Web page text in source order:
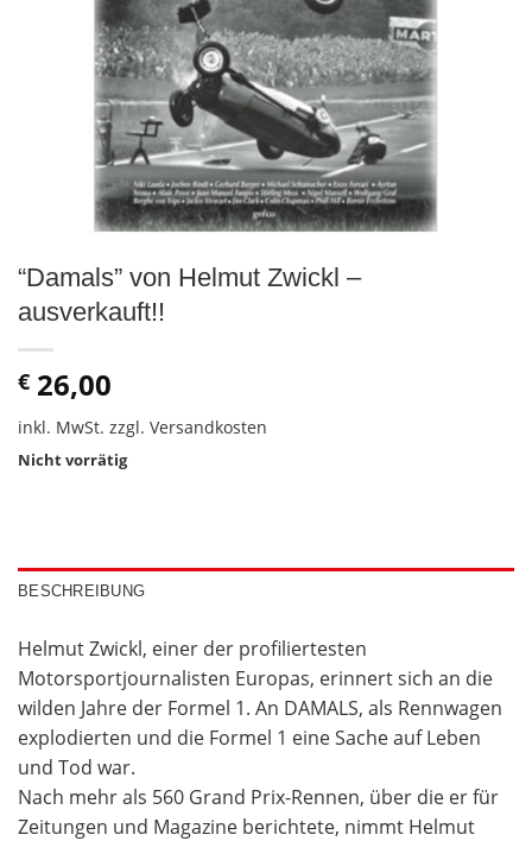
“Damals” von Helmut Zwickl –
ausverkauft!!
€ 26,00
inkl. MwSt. zzgl. Versandkosten
Nicht vorrätig
BESCHREIBUNG
Helmut Zwickl, einer der profiliertesten
Motorsportjournalisten Europas, erinnert sich an die
wilden Jahre der Formel 1. An DAMALS, als Rennwagen
explodierten und die Formel 1 eine Sache auf Leben
und Tod war.
Nach mehr als 560 Grand Prix-Rennen, über die er für
Zeitungen und Magazine berichtete, nimmt Helmut